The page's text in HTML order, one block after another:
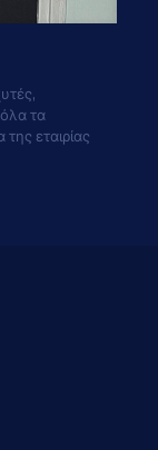
όλα τα
εταιρίας